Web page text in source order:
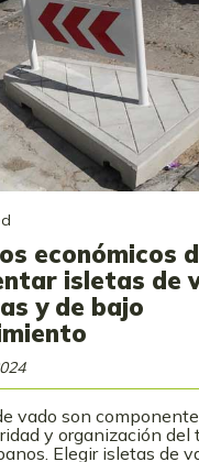
económicos
isletas de
y de bajo
vado son
y organización del
Elegir isletas de